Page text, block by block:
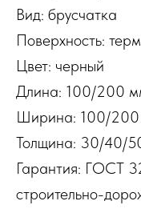
Вид: брусчатка
Поверхность:
Цвет: черный
Длина: 100/200
Ширина: 100/
Толщина: 30/40/
Гарантия: ГОСТ
строительно-